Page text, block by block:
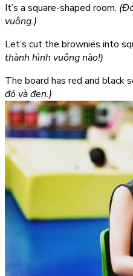
It’s a square-shaped room.
vuông.)
Let’s cut the brownies into
thành hình vuông nào!)
The board has red and black
đỏ và đen.)